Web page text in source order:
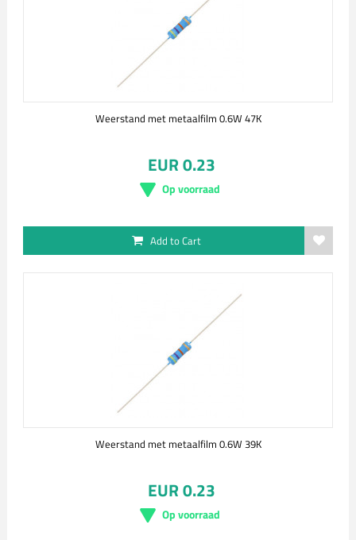
Weerstand met metaalfilm 0.6W 47K
EUR 0.23
Op voorraad
Add to Cart
Weerstand met metaalfilm 0.6W 39K
EUR 0.23
Op voorraad